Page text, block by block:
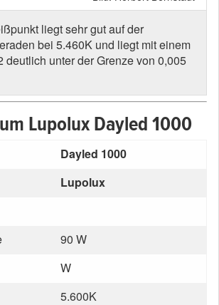
Spektralverteilung des LED-Arrays
Lupolux Dayled 1000
Dayled 1000
Lupolux
90 W
W
5.600K